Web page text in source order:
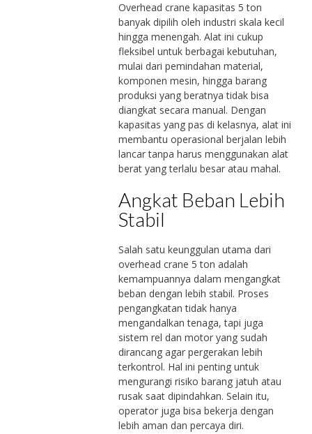
Overhead crane kapasitas 5 ton
banyak dipilih oleh industri skala kecil
hingga menengah. Alat ini cukup
fleksibel untuk berbagai kebutuhan,
mulai dari pemindahan material,
komponen mesin, hingga barang
produksi yang beratnya tidak bisa
diangkat secara manual. Dengan
kapasitas yang pas di kelasnya, alat ini
membantu operasional berjalan lebih
lancar tanpa harus menggunakan alat
berat yang terlalu besar atau mahal.
Angkat Beban Lebih
Stabil
Salah satu keunggulan utama dari
overhead crane 5 ton adalah
kemampuannya dalam mengangkat
beban dengan lebih stabil. Proses
pengangkatan tidak hanya
mengandalkan tenaga, tapi juga
sistem rel dan motor yang sudah
dirancang agar pergerakan lebih
terkontrol. Hal ini penting untuk
mengurangi risiko barang jatuh atau
rusak saat dipindahkan. Selain itu,
operator juga bisa bekerja dengan
lebih aman dan percaya diri.